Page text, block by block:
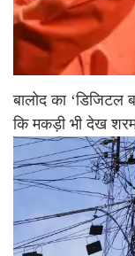
बालोद का ‘डिजिटल
कि मकड़ी भी देख